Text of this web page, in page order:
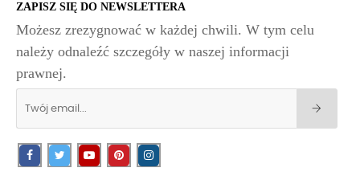
ZAPISZ SIĘ DO NEWSLETTERA
Możesz zrezygnować w każdej chwili. W tym celu
należy odnaleźć szczegóły w naszej informacji
prawnej.